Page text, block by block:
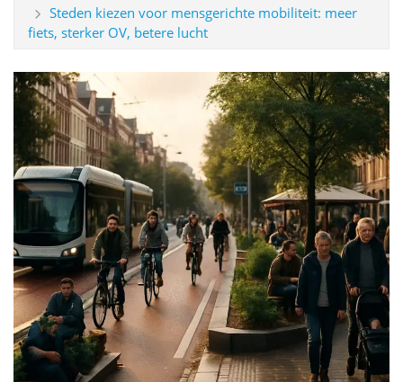
Steden kiezen voor mensgerichte mobiliteit: meer
fiets, sterker OV, betere lucht